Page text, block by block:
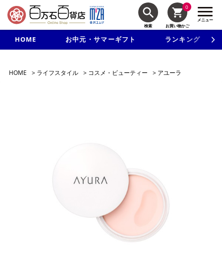
検索
0
お買い物かご
メニュー
HOME お中元・サマーギフト ランキング
新規入会で3千円以上で使える500円クーポンを進呈！
HOME > ライフスタイル > コスメ・ビューティー > アユーラ